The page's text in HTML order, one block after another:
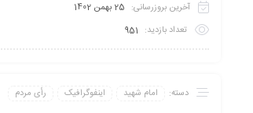
آخرین بروزرسانی: 25 بهمن 1402
تعداد بازدید: 951
دسته: امام شهید اینفو‌گرافیک رأی مردم